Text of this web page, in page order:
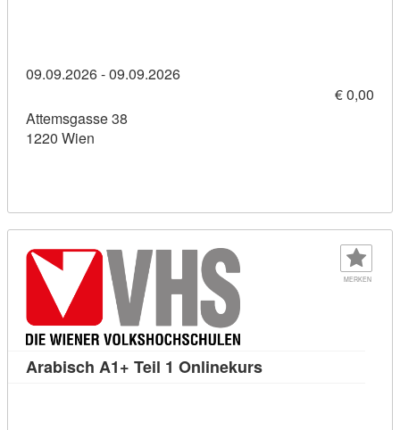
09.09.2026 - 09.09.2026
€ 0,00
Attemsgasse 38
1220 Wien
MERKEN
Arabisch A1+ Teil 1 OnlinekursKursdetail: